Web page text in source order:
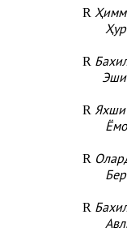
R
R
R Яхши
R
R